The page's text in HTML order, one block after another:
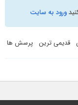
ورود به سایت
قدیمی ترین پرسش ها